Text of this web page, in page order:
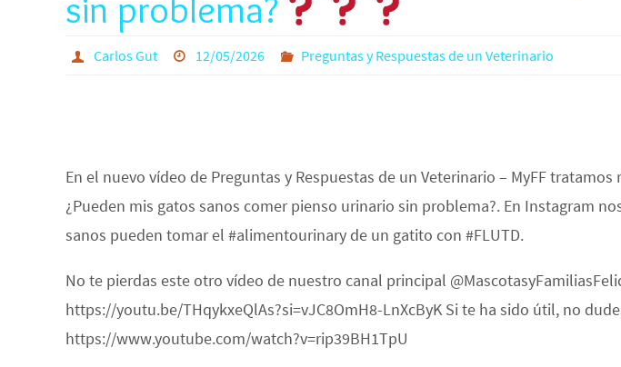
Carlos Gut 12/05/2026 Preguntas y Respuestas de un Veterinario
En el nuevo vídeo de Preguntas y Respuestas de un Veterinario – MyFF
¿Pueden mis gatos sanos comer pienso urinario sin problema?. En Instagram
sanos pueden tomar el #alimentourinary de un gatito con #FLUTD.
No te pierdas este otro vídeo de nuestro canal principal
https://youtu.be/THqykxeQlAs?si=vJC8OmH8-LnXcByK Si te ha sido útil, no
https://www.youtube.com/watch?v=rip39BH1TpU